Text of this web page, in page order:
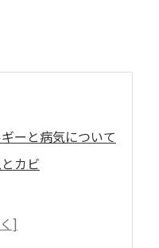
ーと病気について
カビ